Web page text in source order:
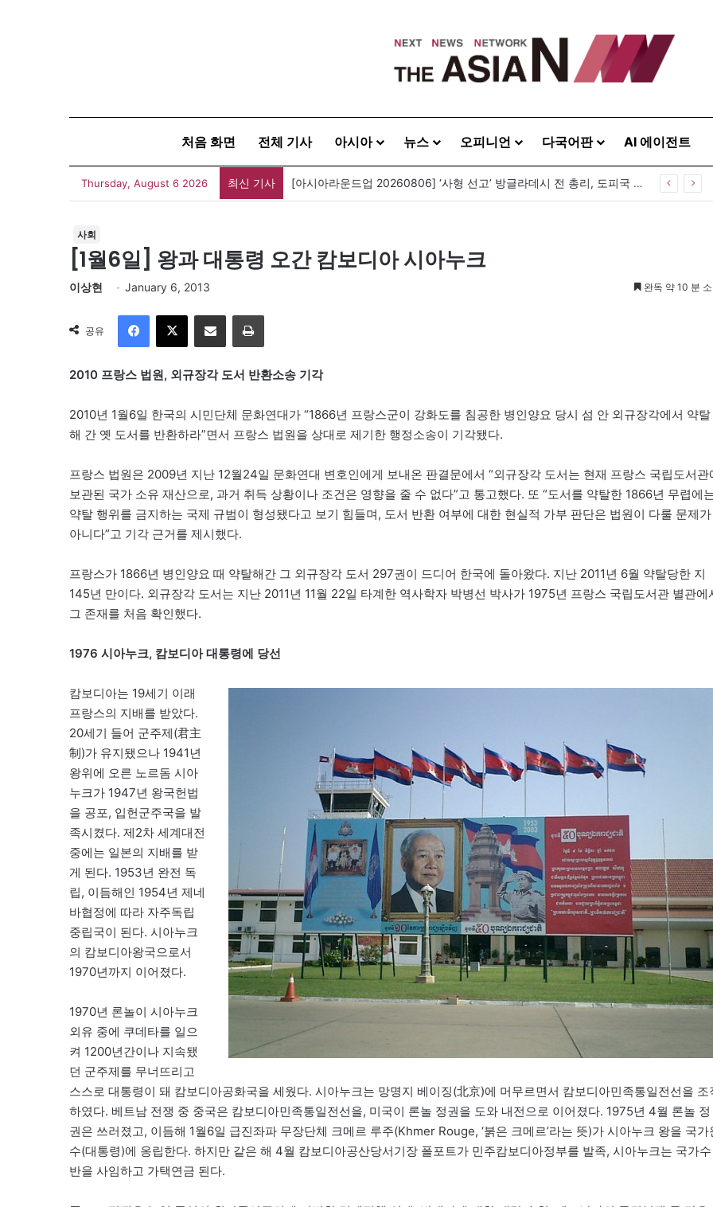
처음 화면 전체 기사 아시아 뉴스 오피니언 다국어판 AI 에이전트
Thursday, August 6 2026 최신 기사 [아시아라운드업 20260806] ‘사형 선고’ 방글라데시 전 총리, 도피국 인도서 연설
사회
[1월6일] 왕과 대통령 오간 캄보디아 시아누크
이상현 January 6, 2013 완독 약 10 분
공유
이메일
2010 프랑스 법원, 외규장각 도서 반환소송 기각
2010년 1월6일 한국의 시민단체 문화연대가 “1866년 프랑스군이 강화도를 침공한 병인양요 당시 섬 안 외규장각에서 약탈
해 간 옛 도서를 반환하라”면서 프랑스 법원을 상대로 제기한 행정소송이 기각됐다.
프랑스 법원은 2009년 지난 12월24일 문화연대 변호인에게 보내온 판결문에서 “외규장각 도서는 현재 프랑스 국립도서관
보관된 국가 소유 재산으로, 과거 취득 상황이나 조건은 영향을 줄 수 없다”고 통고했다. 또 “도서를 약탈한 1866년 무렵에
약탈 행위를 금지하는 국제 규범이 형성됐다고 보기 힘들며, 도서 반환 여부에 대한 현실적 가부 판단은 법원이 다룰 문제가
아니다”고 기각 근거를 제시했다.
프랑스가 1866년 병인양요 때 약탈해간 그 외규장각 도서 297권이 드디어 한국에 돌아왔다. 지난 2011년 6월 약탈당한 지
145년 만이다. 외규장각 도서는 지난 2011년 11월 22일 타계한 역사학자 박병선 박사가 1975년 프랑스 국립도서관 별관에
그 존재를 처음 확인했다.
1976 시아누크, 캄보디아 대통령에 당선
캄보디아는 19세기 이래
프랑스의 지배를 받았다.
20세기 들어 군주제(君主
制)가 유지됐으나 1941년
왕위에 오른 노르돔 시아
누크가 1947년 왕국헌법
을 공포, 입헌군주국을 발
족시켰다. 제2차 세계대전
중에는 일본의 지배를 받
게 된다. 1953년 완전 독
립, 이듬해인 1954년 제네
바협정에 따라 자주독립
중립국이 된다. 시아누크
의 캄보디아왕국으로서
1970년까지 이어졌다.
1970년 론놀이 시아누크
외유 중에 쿠데타를 일으
켜 1200년간이나 지속됐
던 군주제를 무너뜨리고
스스로 대통령이 돼 캄보디아공화국을 세웠다. 시아누크는 망명지 베이징(北京)에 머무르면서 캄보디아민족통일전선을 조
하였다. 베트남 전쟁 중 중국은 캄보디아민족통일전선을, 미국이 론놀 정권을 도와 내전으로 이어졌다. 1975년 4월 론놀 정
권은 쓰러졌고, 이듬해 1월6일 급진좌파 무장단체 크메르 루주(Khmer Rouge, ‘붉은 크메르’라는 뜻)가 시아누크 왕을 국가
수(대통령)에 옹립한다. 하지만 같은 해 4월 캄보디아공산당서기장 폴포트가 민주캄보디아정부를 발족, 시아누크는 국가수
반을 사임하고 가택연금 된다.